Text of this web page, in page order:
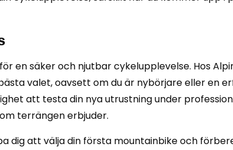
en säker och njutbar cykelupplevelse. Hos
valet, oavsett om du är nybörjare eller en
att testa din nya utrustning under
terrängen erbjuder.
dig att välja din första mountainbike och